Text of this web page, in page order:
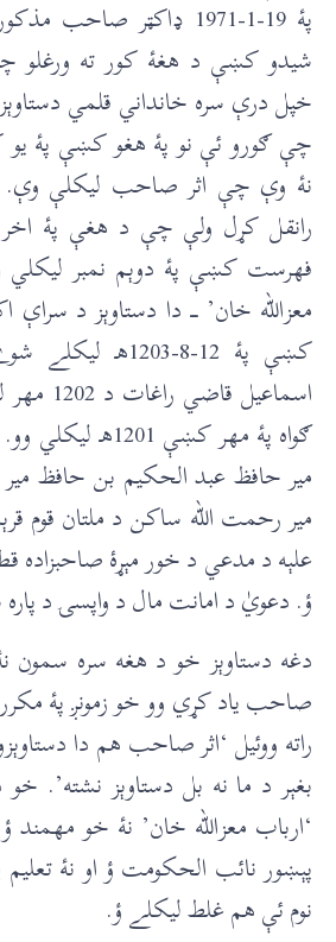
پۀ 19-1-1971 ډاکټر
شيدو کښې د هغۀ کور ته ورغلو
خپل درې سره خانداني قلمي
چې ګورو ئې نو پۀ هغو کښې پۀ
نۀ وې چې اثر صاحب ليکلې وې.
رانقل کړل ولې چې د هغې پۀ
فهرست کښې پۀ دوېم نمبر ليکلي
معزالله خان’ ـــ دا دستاوېز د
کښې پۀ 12-8-
ګواه پۀ مهر کښې
مير حافظ عبد الحکيم بن حافظ
مير رحمت الله ساکن د ملتان قوم
علېه د مدعي د خور مېړۀ
ؤ. دعويٰ د امانت مال د واپسۍ د
دغه دستاوېز خو د هغه سره سمون
صاحب ياد کړي وو خو زمونږ پۀ
راته ووئيل ‘اثر صاحب هم دا
بغېر د ما نه بل دستاوېز نشته’.
پېښور نائب الحکومت ؤ او نۀ
نوم ئې هم غلط ليکلے ؤ.